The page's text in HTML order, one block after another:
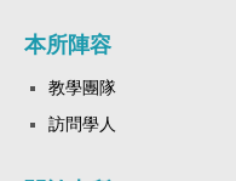
本所陣容
教學團隊
訪問學人